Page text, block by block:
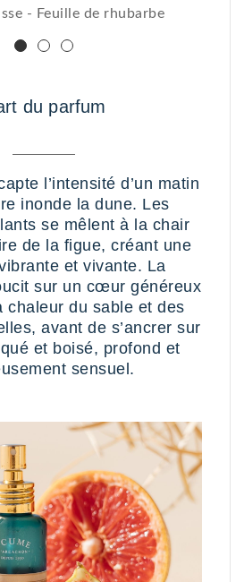
- Feuille de rhubarbe
du parfum
l’intensité d’un matin
inonde la dune. Les
se mêlent à la chair
de la figue, créant une
et vivante. La
sur un cœur généreux
chaleur du sable et des
avant de s’ancrer sur
et boisé, profond et
sensuel.